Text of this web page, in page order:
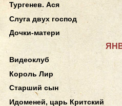
Тургенев. Ася
Слуга двух господ
Дочки-матери
Видеоклуб
Король Лир
Старший сын
Идоменей, царь Критский